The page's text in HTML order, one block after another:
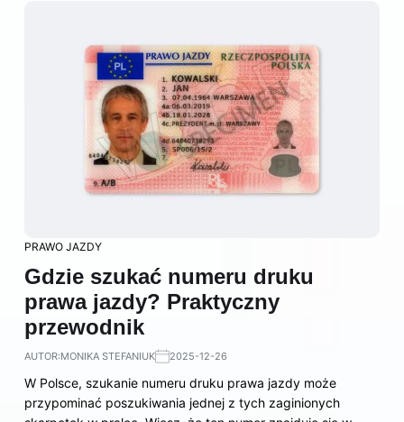
PRAWO JAZDY
Gdzie szukać numeru druku
prawa jazdy? Praktyczny
przewodnik
AUTOR:MONIKA STEFANIUK 2025-12-26
W Polsce, szukanie numeru druku prawa jazdy może
przypominać poszukiwania jednej z tych zaginionych